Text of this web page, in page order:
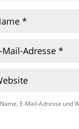
Name, E-Mail-Adresse und